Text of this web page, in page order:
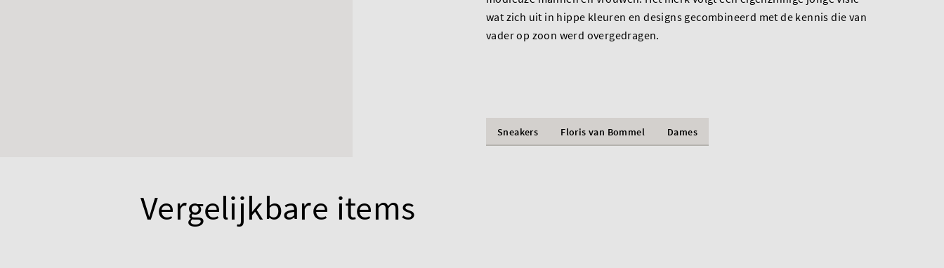
wat zich uit in hippe kleuren en designs gecombineerd met de kennis die van
vader op zoon werd overgedragen.
Sneakers Floris van Bommel Dames
Vergelijkbare items